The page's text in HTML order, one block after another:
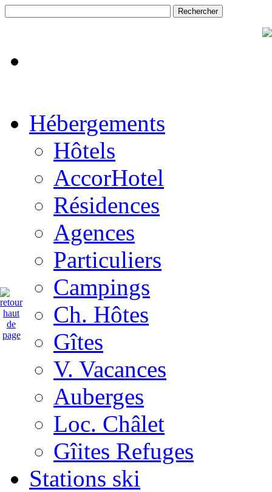
Hébergements
Hôtels
AccorHotel
Résidences
Agences
Particuliers
Campings
Ch. Hôtes
Gîtes
V. Vacances
Auberges
Loc. Châlet
Gîites Refuges
Stations ski